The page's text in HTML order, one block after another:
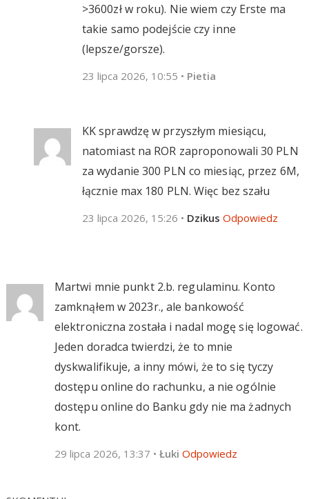
>3600zł w roku). Nie wiem czy Erste ma
takie samo podejście czy inne
(lepsze/gorsze).
23 lipca 2026, 10:55 • Pietia
KK sprawdzę w przyszłym miesiącu,
natomiast na ROR zaproponowali 30 PLN
za wydanie 300 PLN co miesiąc, przez 6M,
łącznie max 180 PLN. Więc bez szału
23 lipca 2026, 15:26 • Dzikus Odpowiedz
Martwi mnie punkt 2.b. regulaminu. Konto
zamknąłem w 2023r., ale bankowość
elektroniczna została i nadal mogę się logować.
Jeden doradca twierdzi, że to mnie
dyskwalifikuje, a inny mówi, że to się tyczy
dostępu online do rachunku, a nie ogólnie
dostępu online do Banku gdy nie ma żadnych
kont.
29 lipca 2026, 13:37 • Łuki Odpowiedz